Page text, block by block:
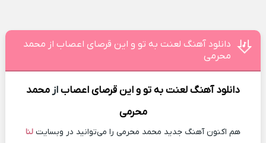
دانلود آهنگ لعنت به تو و این قرصای اعصاب از محمد
محرمی
دانلود آهنگلعنت به تو و این قرصای اعصابازمحمد
محرمی
هم اکنون آهنگ جدید محمد محرمی را می‌توانید در وبسایت لنا